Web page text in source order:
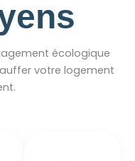
écologique
votre logement